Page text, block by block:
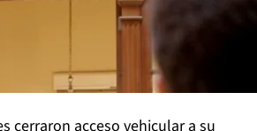
cerraron acceso vehicular a su